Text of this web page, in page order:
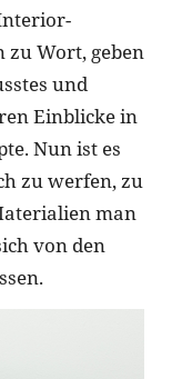
Wort, geben
und
Einblicke in
Nun ist es
zu werfen, zu
man
von den